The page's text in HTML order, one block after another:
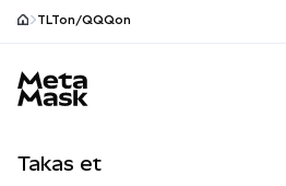
TLTon/QQQon
Takas et